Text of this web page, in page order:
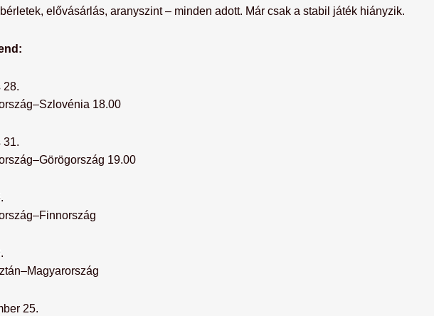
elővásárlás, aranyszint – minden adott. Már csak a stabil játék hiányzik.
28.
18.00
31.
19.00
25.